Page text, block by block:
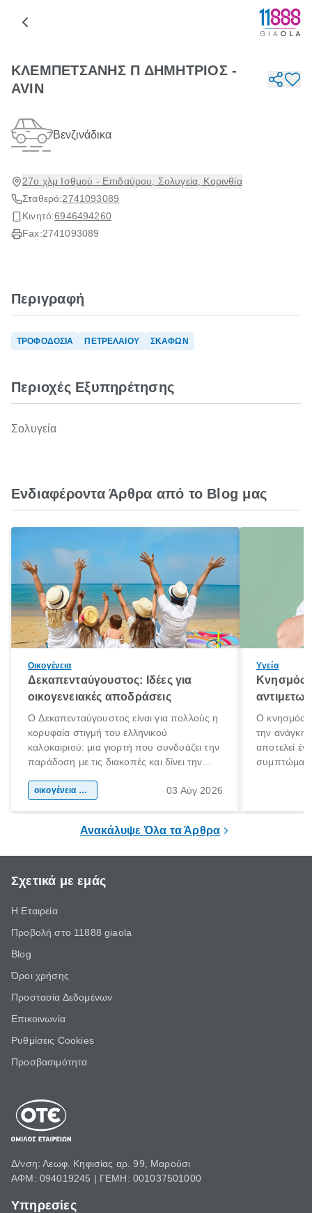
ΚΛΕΜΠΕΤΣΑΝΗΣ Π ΔΗΜΗΤΡΙΟΣ -
AVIN
Βενζινάδικα
27ο χλμ Ισθμού - Επιδαύρου, Σολυγεία, Κορινθία
Σταθερό:2741093089
Κινητό:6946494260
Fax:2741093089
Περιγραφή
ΤΡΟΦΟΔΟΣΙΑ ΠΕΤΡΕΛΑΙΟΥ ΣΚΑΦΩΝ
Περιοχές Εξυπηρέτησης
Σολυγεία
Ενδιαφέροντα Άρθρα από το Blog μας
Οικογένεια
Δεκαπενταύγουστος: Ιδέες για
οικογενειακές αποδράσεις
Ο Δεκαπενταύγουστος είναι για πολλούς η
κορυφαία στιγμή του ελληνικού
καλοκαιριού: μια γιορτή που συνδυάζει την
παράδοση με τις διακοπές και δίνει την
χώρας. Είτε πρόκειται για λίγες μέρες
οικογένεια & παιδί 03 Αύγ 2026
Υγεία
Κνησμός:
Ο κνησμός
την ανάγκη
αποτελεί
Ανακάλυψε Όλα τα Άρθρα
Σχετικά με εμάς
Η Εταιρεία
Προβολή στο 11888 giaola
Blog
Όροι χρήσης
Προστασία Δεδομένων
Επικοινωνία
Ρυθμίσεις Cookies
Προσβασιμότητα
Δ/νση: Λεωφ. Κηφισίας αρ. 99, Μαρούσι
ΑΦΜ: 094019245 | ΓΕΜΗ: 001037501000
Υπηρεσίες